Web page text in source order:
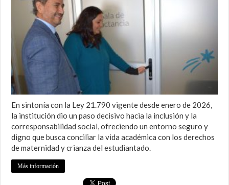
En sintonía con la Ley 21.790 vigente desde enero de 2026,
la institución dio un paso decisivo hacia la inclusión y la
corresponsabilidad social, ofreciendo un entorno seguro y
digno que busca conciliar la vida académica con los derechos
de maternidad y crianza del estudiantado.
Más información